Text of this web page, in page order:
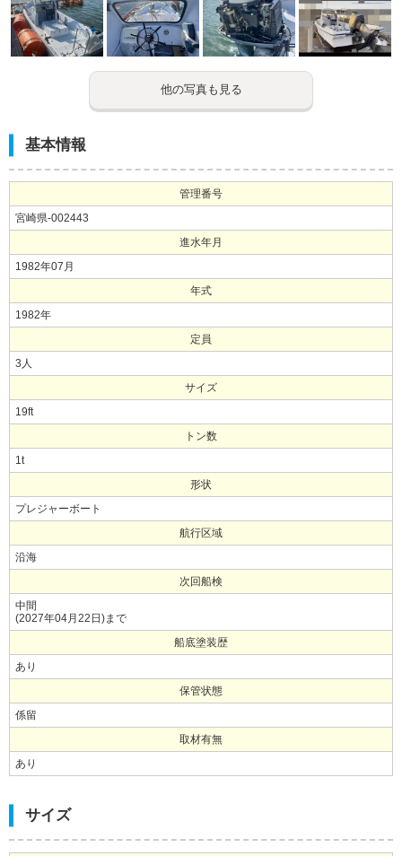
他の写真も見る
基本情報
管理番号
宮崎県-002443
進水年月
1982年07月
年式
1982年
定員
3人
サイズ
19ft
トン数
1t
形状
プレジャーボート
航行区域
沿海
次回船検
中間
(2027年04月22日)まで
船底塗装歴
あり
保管状態
係留
取材有無
あり
サイズ